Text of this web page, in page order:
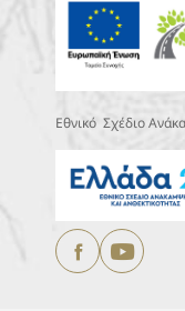
Εθνικό Σχέδιο